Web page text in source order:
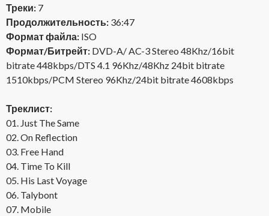
Треки: 7
Продолжительность: 36:47
Формат файла: ISO
Формат/Битрейт: DVD-A/ AC-3 Stereo 48Khz/16bit
bitrate 448kbps/DTS 4.1 96Khz/48Khz 24bit bitrate
1510kbps/PCM Stereo 96Khz/24bit bitrate 4608kbps
Треклист:
01. Just The Same
02. On Reflection
03. Free Hand
04. Time To Kill
05. His Last Voyage
06. Talybont
07. Mobile